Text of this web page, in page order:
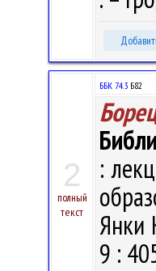
2
полный
текст
ББК 74.3 Б82
:
Янки
9 :